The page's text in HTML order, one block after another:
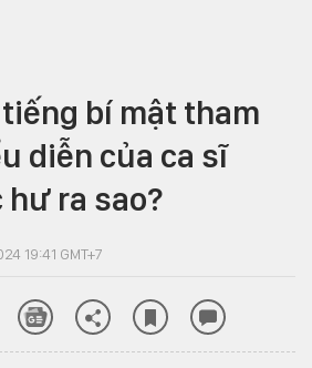
bí mật tham
diễn của ca sĩ
ra sao?
19:41 GMT+7